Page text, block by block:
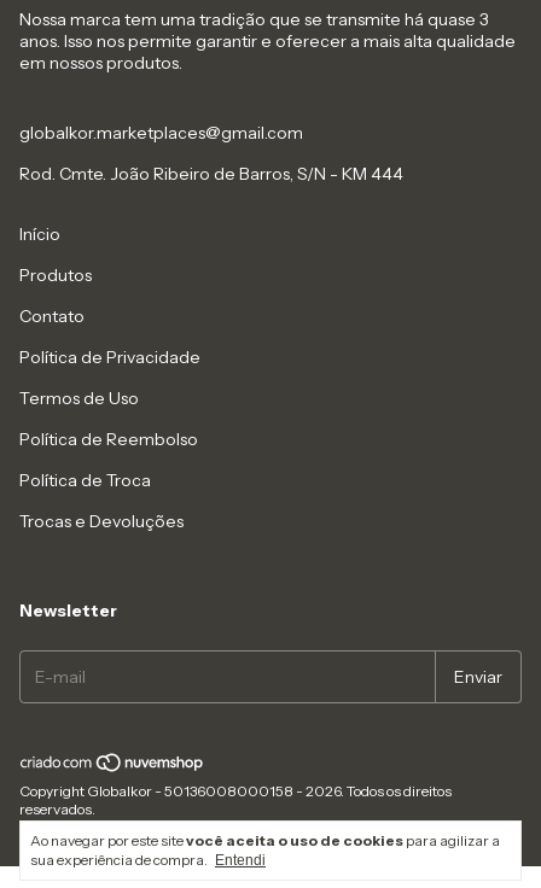
Ao navegar por este sitevocê aceita o uso de cookies para agilizar a
sua experiência de compra.
Entendi
Nossa marca tem uma tradição que se transmite há quase 3
anos. Isso nos permite garantir e oferecer a mais alta qualidade
em nossos produtos.
globalkor.marketplaces@gmail.com
Rod. Cmte. João Ribeiro de Barros, S/N - KM 444
Início
Produtos
Contato
Política de Privacidade
Termos de Uso
Política de Reembolso
Política de Troca
Trocas e Devoluções
Newsletter
Copyright Globalkor - 50136008000158 - 2026. Todos os direitos
reservados.